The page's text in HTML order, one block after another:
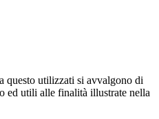
questo utilizzati si avvalgono di
ed utili alle finalità illustrate nella